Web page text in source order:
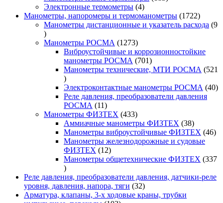
Электронные термометры 44
товара
Манометры, напоромеры и термоманометры 17221722
товара
Манометры дистанционные и указатель расхода 9
9
товаров
Манометры РОСМА 12731273
товара
Виброустойчивые и коррозионностойкие
манометры РОСМА
701701
товар
Манометры технические, МТИ РОСМА
521
521
товар
Электроконтактные манометры РОСМА 4040
Реле давления, преобразователи давления
РОСМА
1111
товаров
Манометры ФИЗТЕХ 433433
товара
Аммиачные манометры ФИЗТЕХ 3838
товаров
Манометры виброустойчивые ФИЗТЕХ 4646
Манометры железнодорожные и судовые
ФИЗТЕХ
1212
товаров
Манометры общетехнические ФИЗТЕХ 337
337
товаров
Реле давления, преобразователи давления, датчики-реле
уровня, давления, напора, тяги 3232
товара
Арматура, клапаны, 3-х ходовые краны, трубки